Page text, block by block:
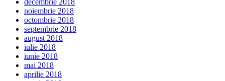
noiembrie 2018
octombrie 2018
septembrie 2018
august 2018
iulie 2018
iunie 2018
mai 2018
aprilie 2018